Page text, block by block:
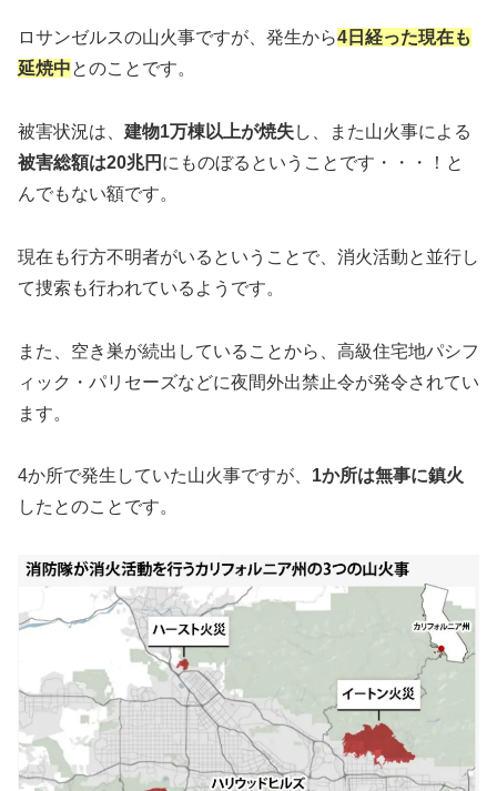
ロサンゼルスの山火事ですが、発生から4日経った現在も
延焼中とのことです。
被害状況は、 建物1万棟以上が焼失し、また山火事による
被害総額は20兆円 にものぼるということです・・・！と
んでもない額です。
現在も行方不明者がいるということで、消火活動と並行し
て捜索も行われているようです。
また、空き巣が続出していることから、高級住宅地パシフ
ィック・パリセーズなどに夜間外出禁止令が発令されてい
ます。
4か所で発生していた山火事ですが、 1か所は無事に鎮火
したとのことです。